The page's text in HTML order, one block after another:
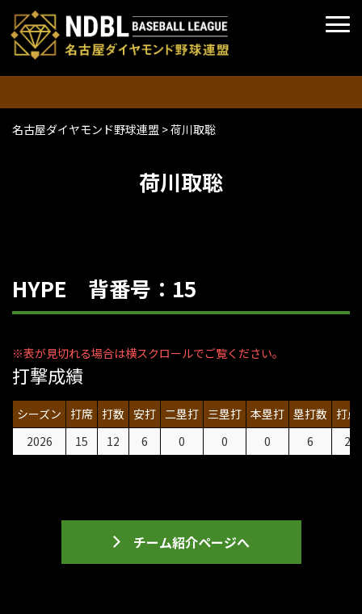
名古屋ダイヤモンド野球連盟 >荷川取聡
荷川取聡
HYPE 背番号：15
打撃成績
シーズン 打席 打数 安打 二塁打 三塁打 本塁打 塁打数 打点
2026
15 12 6 0 0 0 6 2
チーム紹介ページへ